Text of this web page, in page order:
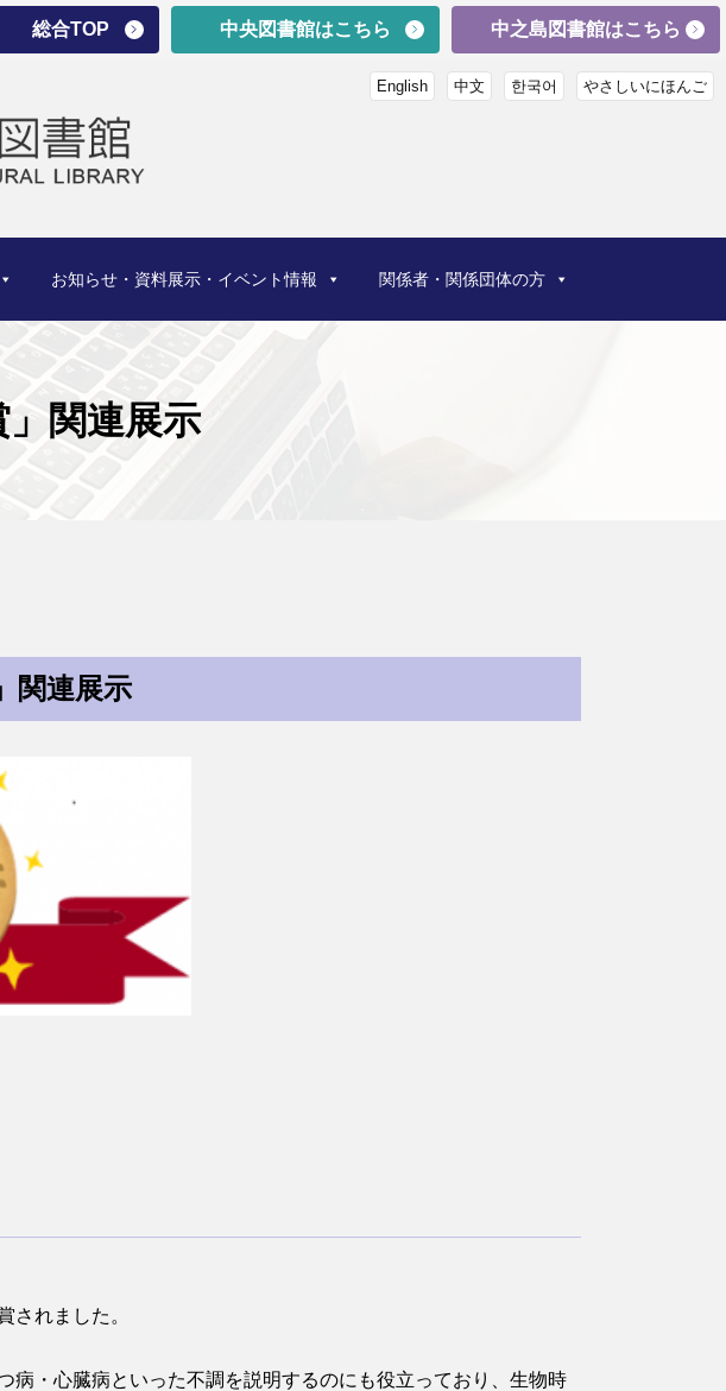
English 中文 한국어 やさしいにほんご
お知らせ・資料展示・イベント情報 関係者・関係団体の方
総合TOP 中央図書館はこちら 中之島図書館はこちら
」関連展示
関連展示
されました。
・心臓病といった不調を説明するのにも役立っており、生物時